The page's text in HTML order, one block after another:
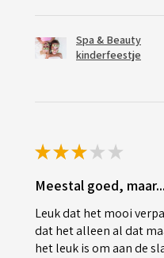
Spa & Beauty
kinderfeestje
★★★ ★ ★
Meestal goed, maar...
Leuk dat het mooi
dat het alleen al dat
het leuk is om aan de